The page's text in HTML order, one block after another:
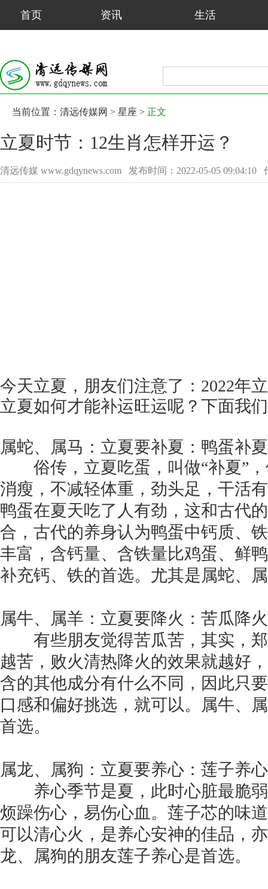
首页 资讯 生活
当前位置： 清远传媒网 > 星座 > 正文
立夏时节：12生肖怎样开运？
清远传媒 www.gdqynews.com 发布时间：2022-05-05 09:04:10
今天立夏，朋友们注意了：2022年
立夏如何才能补运旺运呢？下面我
属蛇、属马：立夏要补夏：鸭蛋补夏
俗传，立夏吃蛋，叫做“补夏”，
消瘦，不减轻体重，劲头足，干活
鸭蛋在夏天吃了人有劲，这和古代
合，古代的养身认为鸭蛋中钙质、
丰富，含钙量、含铁量比鸡蛋、鲜
补充钙、铁的首选。尤其是属蛇、
属牛、属羊：立夏要降火：苦瓜降火
有些朋友觉得苦瓜苦，其实，郑
越苦，败火清热降火的效果就越好
含的其他成分有什么不同，因此只
口感和偏好挑选，就可以。属牛、
首选。
属龙、属狗：立夏要养心：莲子养心
养心季节是夏，此时心脏最脆弱
烦躁伤心，易伤心血。莲子芯的味
可以清心火，是养心安神的佳品，
龙、属狗的朋友莲子养心是首选。